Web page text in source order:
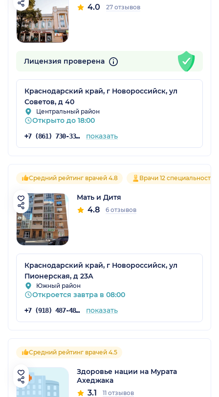
4.0 27 отзывов
Лицензия проверена
Краснодарский край, г Новороссийск, ул
Советов, д 40
Центральный район
Открыто до 18:00
+7 (861) 730-33-72 показать
Средний рейтинг врачей 4.8 Врачи 12 специальностей
Мать и Дитя
4.8 6 отзывов
Краснодарский край, г Новороссийск, ул
Пионерская, д 23А
Южный район
Откроется завтра в 08:00
+7 (918) 487-48-68 показать
Средний рейтинг врачей 4.5
Здоровье нации на Мурата
Ахеджака
3.1 11 отзывов